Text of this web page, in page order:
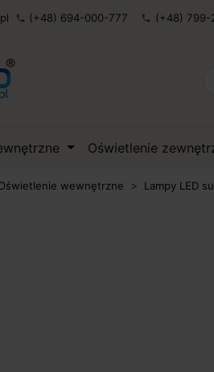
phone (+48) 694-000-777 phone (+48) 799-
Oświetlenie
wewnętrzne Lampy LED